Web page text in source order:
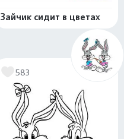
Зайчик сидит в цветах
583